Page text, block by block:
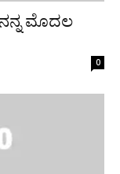
ಮೊದಲ
0